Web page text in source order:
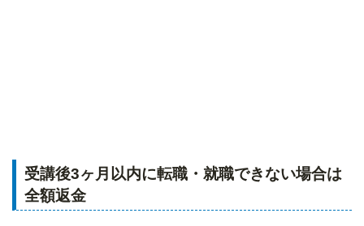
受講後3ヶ月以内に転職・就職できない場合は
全額返金